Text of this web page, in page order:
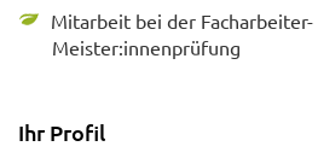
Mitarbeit bei der Facharbeiter-
Meister:innenprüfung
Ihr Profil